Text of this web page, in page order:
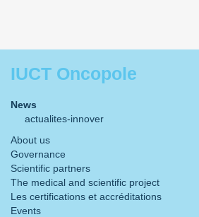
IUCT Oncopole
News
actualites-innover
About us
Governance
Scientific partners
The medical and scientific project
Les certifications et accréditations
Events